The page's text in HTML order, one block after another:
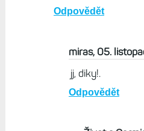
mereni.
Život s Garminem,
O tom jsem psal už
zdravotniho-